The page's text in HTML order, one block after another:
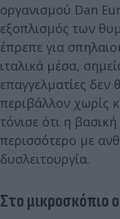
οργανισμού Dan
εξοπλισμός των
έπρεπε για
ιταλικά μέσα,
επαγγελματίες δεν
περιβάλλον χωρίς
τόνισε ότι η βασική
περισσότερο με
δυσλειτουργία.
Στο μικροσκόπιο